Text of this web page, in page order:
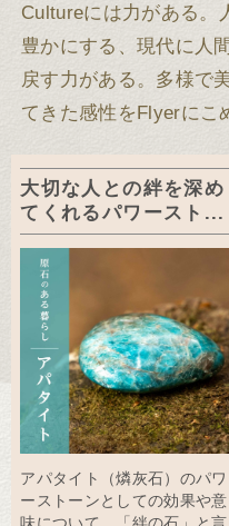
Cultureには力がある。
豊かにする、現代に人
戻す力がある。 多様で
てきた感性をFlyerにこ
大切な人との絆を深め
てくれるパワースト...
アパタイト（燐灰石）のパワ
ーストーンとしての効果や意